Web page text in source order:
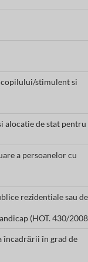
stimulent si
alocatie de stat pentru
a persoanelor cu
rezidentiale sau
(HOT. 430/
încadrării în grad de